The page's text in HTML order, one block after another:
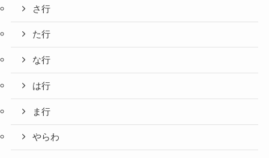
さ行
た行
な行
は行
ま行
やらわ